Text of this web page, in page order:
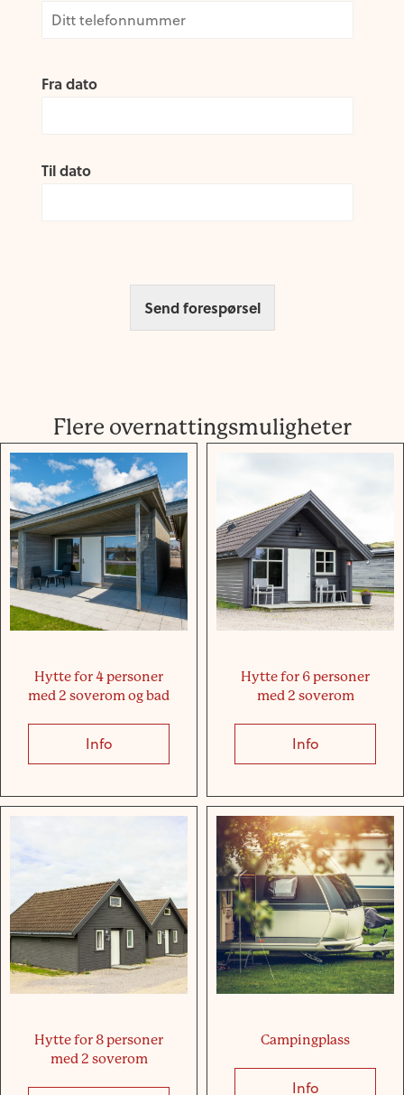
Fra dato
Til dato
Send forespørsel
Flere overnattingsmuligheter
Hytte for 4 personer
med 2 soverom og bad
Info about Hytte for 4 personer med 2
Hytte for 6 personer
med 2 soverom
Info
Hytte for 8 personer
med 2 soverom
Campingplass
Info